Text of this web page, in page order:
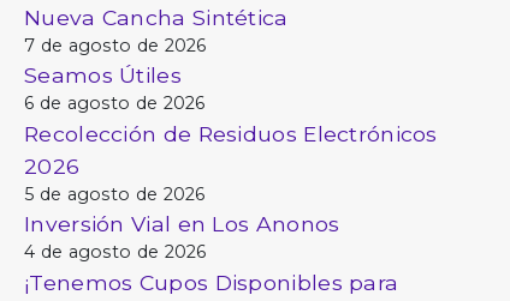
Nueva Cancha Sintética
7 de agosto de 2026
Seamos Útiles
6 de agosto de 2026
Recolección de Residuos Electrónicos
2026
5 de agosto de 2026
Inversión Vial en Los Anonos
4 de agosto de 2026
¡Tenemos Cupos Disponibles para